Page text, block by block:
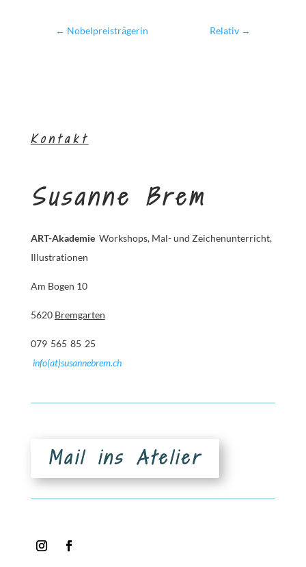
← Nobelpreisträgerin Relativ →
Kontakt
Susanne Brem
ART-Akademie Workshops, Mal- und Zeichenunterricht,
Illustrationen
Am Bogen 10
5620 Bremgarten
079 565 85 25
info(at)susannebrem.ch
Mail ins Atelier